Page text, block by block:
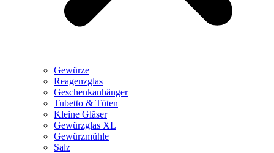
Gewürze
Reagenzglas
Geschenkanhänger
Tubetto & Tüten
Kleine Gläser
Gewürzglas XL
Gewürzmühle
Salz